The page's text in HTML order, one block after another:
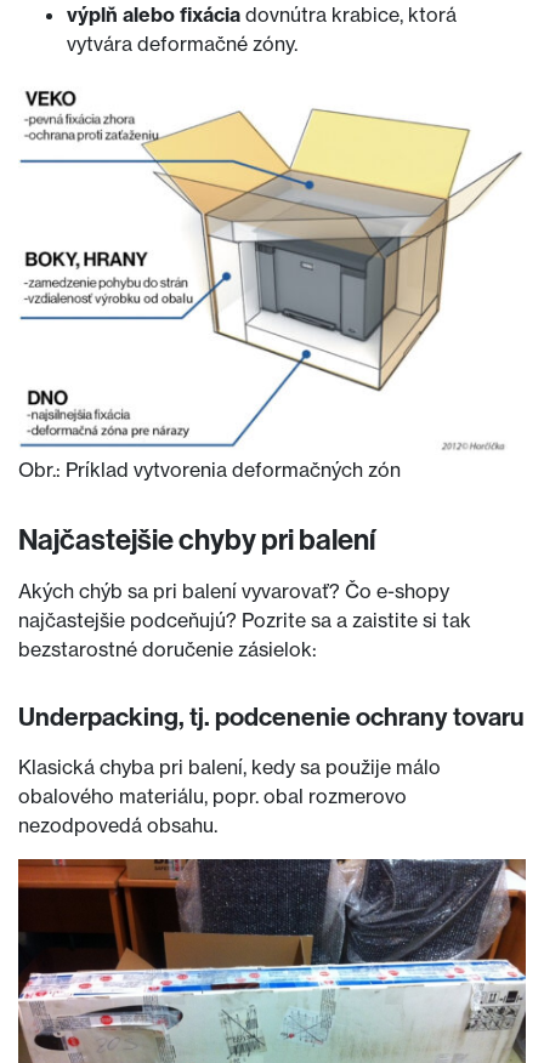
výplň alebo fixácia dovnútra krabice, ktorá
vytvára deformačné zóny.
Obr.: Príklad vytvorenia deformačných zón
Najčastejšie chyby pri balení
Akých chýb sa pri balení vyvarovať? Čo e-shopy
najčastejšie podceňujú? Pozrite sa a zaistite si tak
bezstarostné doručenie zásielok:
Underpacking, tj. podcenenie ochrany tovaru
Klasická chyba pri balení, kedy sa použije málo
obalového materiálu, popr. obal rozmerovo
nezodpovedá obsahu.